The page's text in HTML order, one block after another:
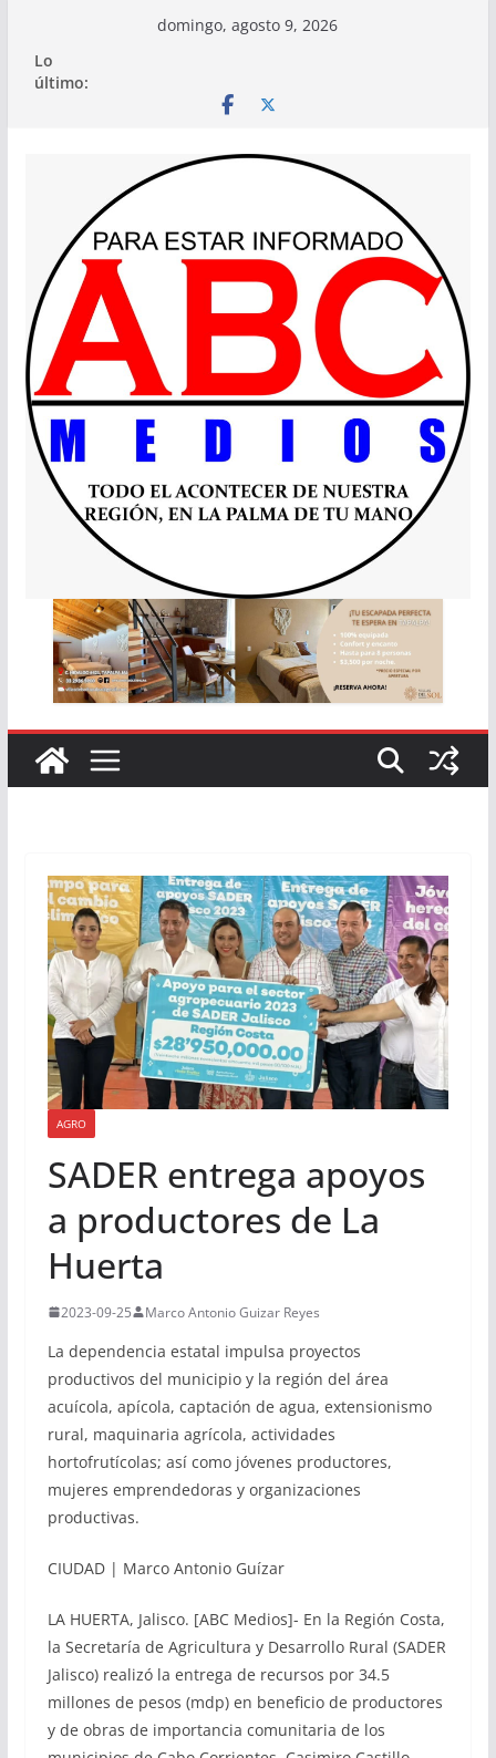
contenido
domingo, agosto 9, 2026
Lo
último:
AGRO
SADER entrega apoyos
a productores de La
Huerta
2023-09-25 Marco Antonio Guizar Reyes
La dependencia estatal impulsa proyectos
productivos del municipio y la región del área
acuícola, apícola, captación de agua, extensionismo
rural, maquinaria agrícola, actividades
hortofrutícolas; así como jóvenes productores,
mujeres emprendedoras y organizaciones
productivas.
CIUDAD | Marco Antonio Guízar
LA HUERTA, Jalisco. [ABC Medios]- En la Región Costa,
la Secretaría de Agricultura y Desarrollo Rural (SADER
Jalisco) realizó la entrega de recursos por 34.5
millones de pesos (mdp) en beneficio de productores
y de obras de importancia comunitaria de los